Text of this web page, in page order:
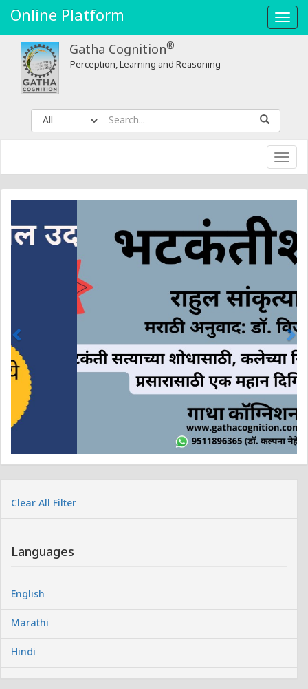
Gatha
Cognition
Online Platform
Gatha Cognition®
Perception, Learning and Reasoning
Clear All Filter
Languages
English
Marathi
Hindi